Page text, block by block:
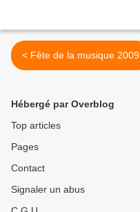
< Fête de la musique 2009
Hébergé par Overblog
Top articles
Pages
Contact
Signaler un abus